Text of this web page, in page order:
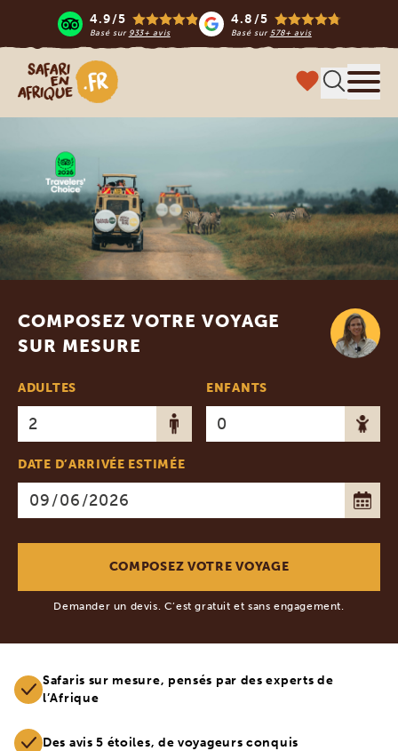
4.9/5
Basé sur 933+ avis
4.8/5
Basé sur 578+ avis
Safari en Afrique
COMPOSEZ VOTRE VOYAGE
SUR MESURE
ADULTES ENFANTS
DATE D’ARRIVÉE ESTIMÉE
Demander un devis. C’est gratuit et sans engagement.
Safaris sur mesure, pensés par des experts de
l’Afrique
Des avis 5 étoiles, de voyageurs conquis